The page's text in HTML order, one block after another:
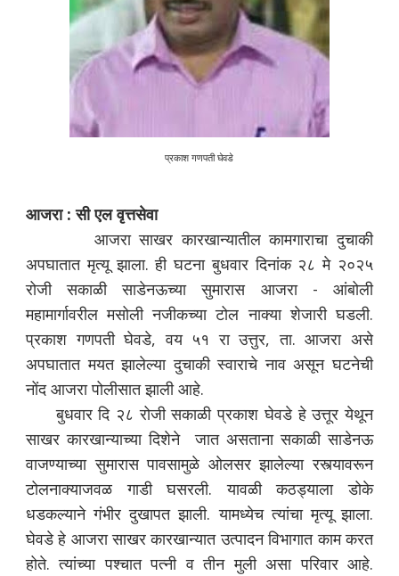
प्रकाश गणपती घेवडे
आजरा : सी एल वृत्तसेवा
आजरा साखर कारखान्यातील कामगाराचा दुचाकी
अपघातात मृत्यू झाला. ही घटना बुधवार दिनांक २८ मे २०२५
रोजी सकाळी साडेनऊच्या सुमारास आजरा - आंबोली
महामार्गावरील मसोली नजीकच्या टोल नाक्या शेजारी घडली.
प्रकाश गणपती घेवडे, वय ५१ रा उत्तुर, ता. आजरा असे
अपघातात मयत झालेल्या दुचाकी स्वाराचे नाव असून घटनेची
नोंद आजरा पोलीसात झाली आहे.
बुधवार दि २८ रोजी सकाळी प्रकाश घेवडे हे उत्तूर येथून
साखर कारखान्याच्या दिशेने जात असताना सकाळी साडेनऊ
वाजण्याच्या सुमारास पावसामुळे ओलसर झालेल्या रस्त्यावरून
टोलनाक्याजवळ गाडी घसरली. यावळी कठड्याला डोके
धडकल्याने गंभीर दुखापत झाली. यामध्येच त्यांचा मृत्यू झाला.
घेवडे हे आजरा साखर कारखान्यात उत्पादन विभागात काम करत
होते. त्यांच्या पश्चात पत्नी व तीन मुली असा परिवार आहे.